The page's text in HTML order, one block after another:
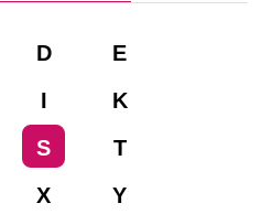
D
E
I
K
S
T
X
Y